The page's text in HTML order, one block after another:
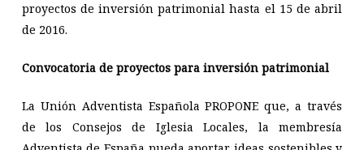
proyectos de inversión patrimonial hasta el 15 de abril
de 2016.
Convocatoria de proyectos para inversión patrimonial
La Unión Adventista Española PROPONE que, a través
de los Consejos de Iglesia Locales, la membresía